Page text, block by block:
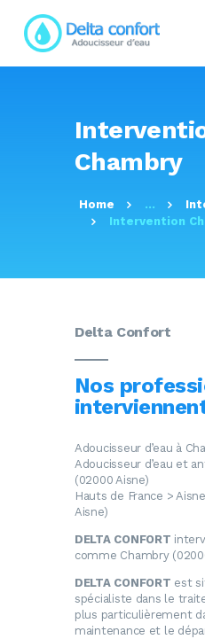
Chambry
Home ...
Intervention
ACCUEIL
NOTRE
PRODUITS
CONTACTEZ-
Delta Confort
Nos
Adoucisseur d’eau à
Adoucisseur d’eau et
(02000 Aisne)
Hauts de France >
Aisne)
DELTA CONFORT
comme Chambry
DELTA CONFORT est
spécialiste dans le
plus particulièrement
maintenance et le